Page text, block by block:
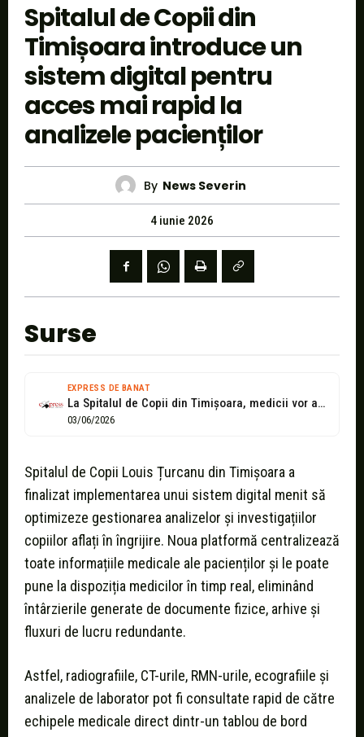
Spitalul de Copii din
Timișoara introduce un
sistem digital pentru
acces mai rapid la
analizele pacienților
By News Severin
4 iunie 2026
Surse
EXPRESS DE BANAT
La Spitalul de Copii din Timișoara, medicii vor avea acces mai rapid...
03/06/2026
Spitalul de Copii Louis Țurcanu din Timișoara a
finalizat implementarea unui sistem digital menit să
optimizeze gestionarea analizelor și investigațiilor
copiilor aflați în îngrijire. Noua platformă centralizează
toate informațiile medicale ale pacienților și le poate
pune la dispoziția medicilor în timp real, eliminând
întârzierile generate de documente fizice, arhive și
fluxuri de lucru redundante.
Astfel, radiografiile, CT-urile, RMN-urile, ecografiile și
analizele de laborator pot fi consultate rapid de către
echipele medicale direct dintr-un tablou de bord